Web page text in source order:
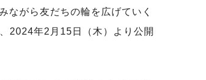
ながら友だちの輪を広げていく
2024年2月15日（木）より公開